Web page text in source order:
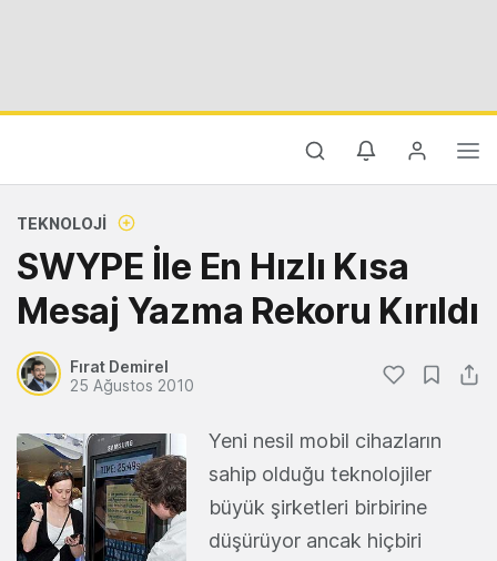
TEKNOLOJI
SWYPE İle En Hızlı Kısa
Mesaj Yazma Rekoru Kırıldı
Fırat Demirel
25 Ağustos 2010
Yeni nesil mobil cihazların
sahip olduğu teknolojiler
büyük şirketleri birbirine
düşürüyor ancak hiçbiri